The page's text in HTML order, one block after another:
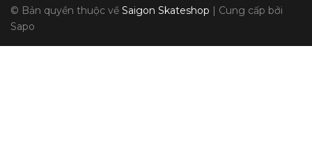
© Bản quyền thuộc về Saigon Skateshop | Cung cấp bởi
Sapo